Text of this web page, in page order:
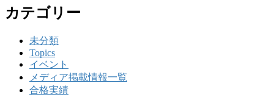
カテゴリー
未分類
Topics
イベント
メディア掲載情報一覧
合格実績